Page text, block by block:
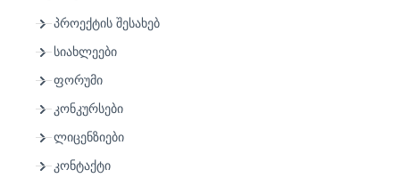
პროექტის შესახებ
სიახლეები
ფორუმი
კონკურსები
ლიცენზიები
კონტაქტი